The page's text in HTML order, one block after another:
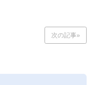
次の記事»